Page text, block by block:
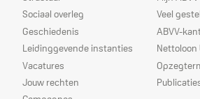
Sociaal overleg
Geschiedenis
Leidinggevende instanties
Vacatures
Jouw rechten
Veel
ABVV-
Nettoloon